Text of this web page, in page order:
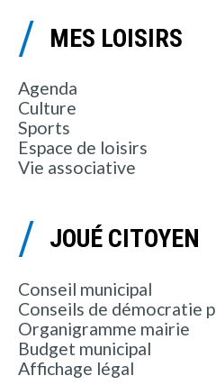
MES LOISIRS
Agenda
Culture
Sports
Espace de loisirs
Vie associative
JOUÉ CITOYEN
Conseil municipal
Conseils de démocratie
Organigramme mairie
Budget municipal
Affichage légal